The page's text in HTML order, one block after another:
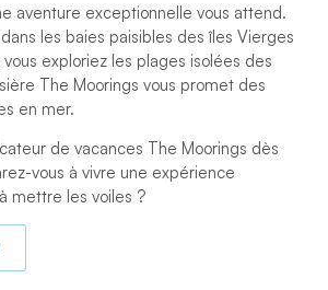
aventure exceptionnelle vous attend.
les baies paisibles des îles Vierges
exploriez les plages isolées des
The Moorings vous promet des
en mer.
de vacances The Moorings dès
vous à vivre une expérience
mettre les voiles ?